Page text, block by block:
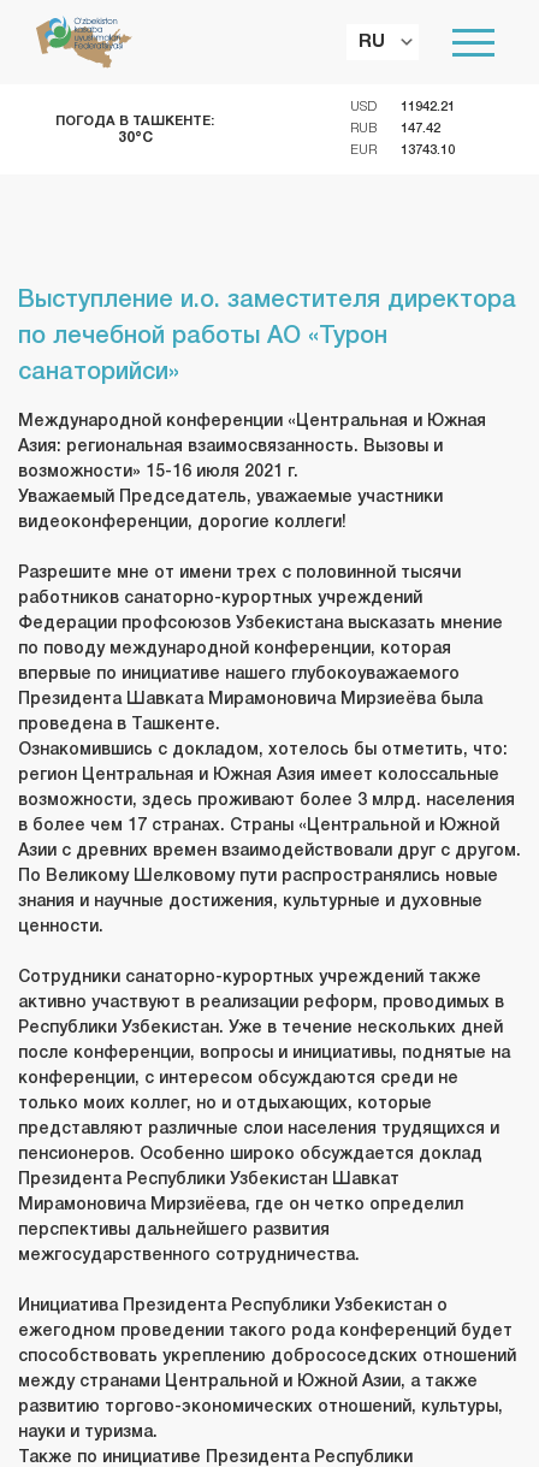
ПОГОДА В ТАШКЕНТЕ:
30°C
USD
11942.21
RUB
147.42
EUR
13743.10
RU
Выступление и.о. заместителя директора
по лечебной работы АО «Турон
санаторийси»
Международной конференции «Центральная и Южная
Азия: региональная взаимосвязанность. Вызовы и
возможности» 15-16 июля 2021 г.
Уважаемый Председатель, уважаемые участники
видеоконференции, дорогие коллеги!
Разрешите мне от имени трех с половинной тысячи
работников санаторно-курортных учреждений
Федерации профсоюзов Узбекистана высказать мнение
по поводу международной конференции, которая
впервые по инициативе нашего глубокоуважаемого
Президента Шавката Мирамоновича Мирзиеёвабыла
проведена в Ташкенте.
Ознакомившись с докладом, хотелось бы отметить, что:
регион Центральная и Южная Азия имеет колоссальные
возможности, здесь проживают более 3 млрд. населения
в более чем 17 странах. Страны «Центральной и Южной
Азии с древних времен взаимодействовали друг с другом.
По Великому Шелковому пути распространялись новые
знания и научные достижения, культурные и духовные
ценности.
Сотрудники санаторно-курортных учреждений также
активно участвуют в реализации реформ, проводимых в
Республики Узбекистан. Уже в течение нескольких дней
после конференции, вопросы и инициативы, поднятые на
конференции, с интересом обсуждаются среди не
только моих коллег, но и отдыхающих, которые
представляют различные слои населения трудящихся и
пенсионеров. Особенно широко обсуждается доклад
Президента Республики Узбекистан Шавкат
Мирамоновича Мирзиёева, где он четко определил
перспективы дальнейшего развития
межгосударственного сотрудничества.
Инициатива Президента Республики Узбекистан о
ежегодном проведении такого рода конференций будет
способствовать укреплению добрососедских отношений
между странами Центральной и Южной Азии, а также
развитию торгово-экономических отношений, культуры,
науки и туризма.
Также по инициативе Президента Республики